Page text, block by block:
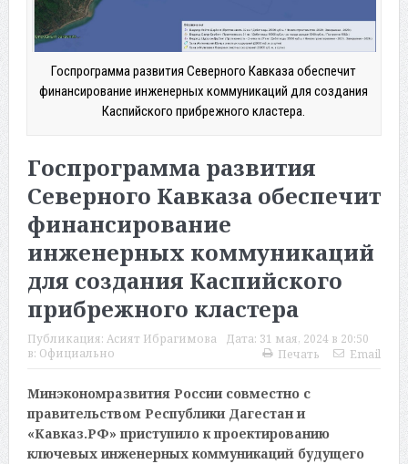
Госпрограмма развития Северного Кавказа обеспечит
финансирование инженерных коммуникаций для создания
Каспийского прибрежного кластера.
Госпрограмма развития
Северного Кавказа обеспечит
финансирование
инженерных коммуникаций
для создания Каспийского
прибрежного кластера
Публикация: Асият Ибрагимова Дата: 31 мая, 2024 в 20:50
в: Официально Печать Email
Минэкономразвития России совместно с
правительством Республики Дагестан и
«Кавказ.РФ» приступило к проектированию
ключевых инженерных коммуникаций будущего